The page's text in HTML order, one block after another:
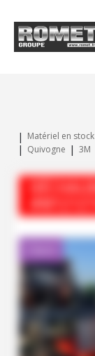
Matériel en stock
Quivogne
3M